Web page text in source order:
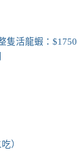
隻活龍蝦：$1750
）